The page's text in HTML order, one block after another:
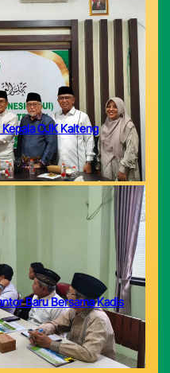
OJK Kalteng
Baru Bersama Kadis